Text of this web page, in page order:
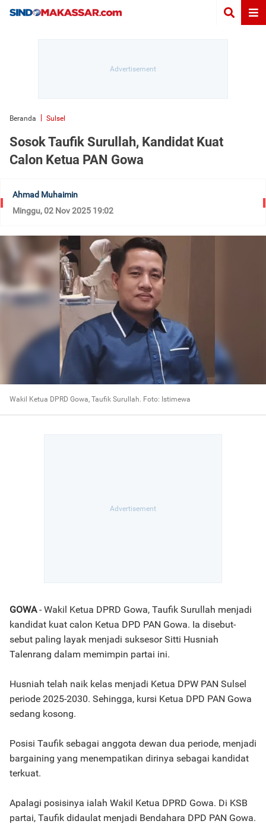
Beranda Sulsel
Sosok Taufik Surullah, Kandidat Kuat
Calon Ketua PAN Gowa
Ahmad Muhaimin
Minggu, 02 Nov 2025 19:02
Wakil Ketua DPRD Gowa, Taufik Surullah. Foto: Istimewa
GOWA- Wakil Ketua DPRD Gowa, Taufik Surullah menjadi
kandidat kuat calon Ketua DPD PAN Gowa. Ia disebut-
sebut paling layak menjadi suksesor Sitti Husniah
Talenrang dalam memimpin partai ini.
Husniah telah naik kelas menjadi Ketua DPW PAN Sulsel
periode 2025-2030. Sehingga, kursi Ketua DPD PAN Gowa
sedang kosong.
Posisi Taufik sebagai anggota dewan dua periode, menjadi
bargaining yang menempatikan dirinya sebagai kandidat
terkuat.
Apalagi posisinya ialah Wakil Ketua DPRD Gowa. Di KSB
partai, Taufik didaulat menjadi Bendahara DPD PAN Gowa.